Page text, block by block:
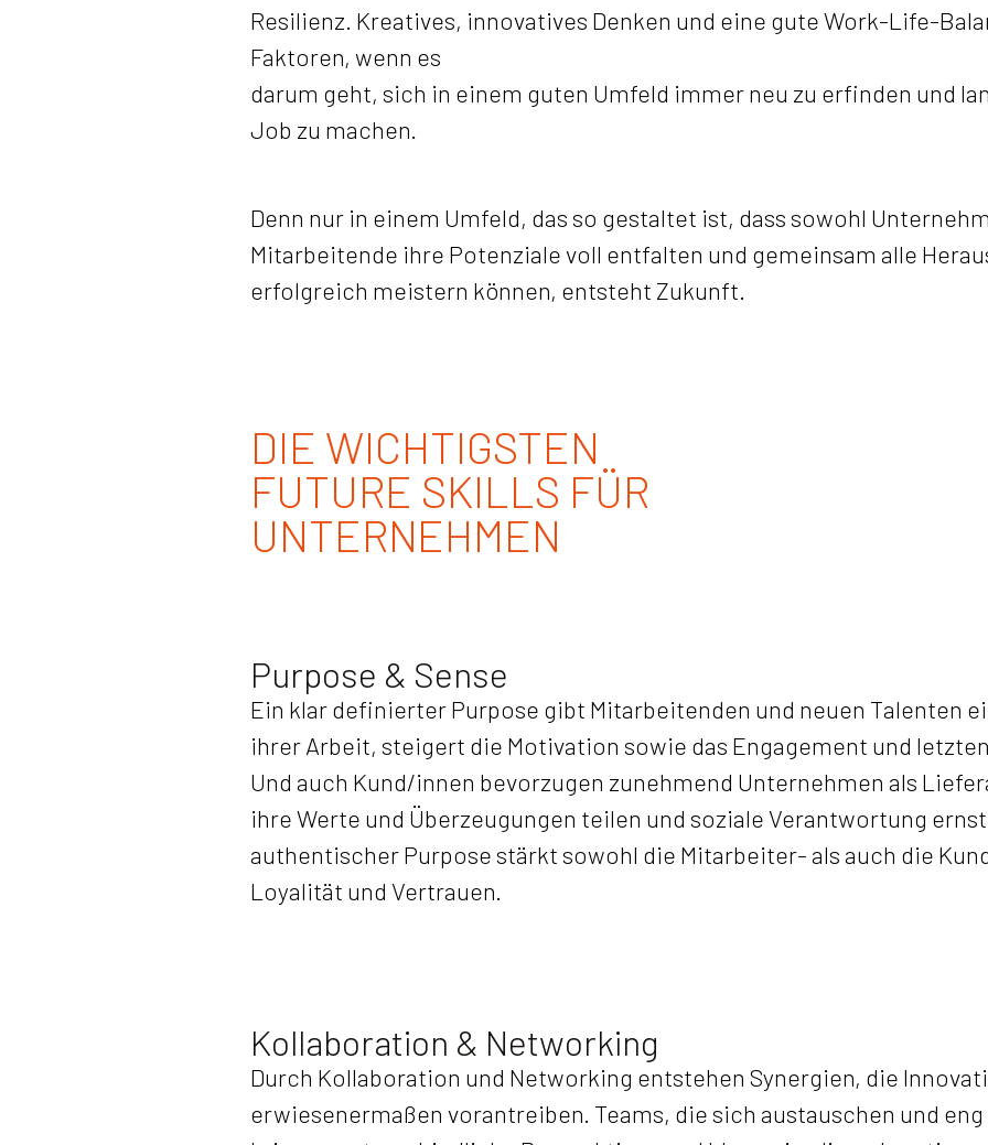
Resilienz. Kreatives, innovatives Denken und eine gute Work-Life-
Faktoren, wenn es
darum geht, sich in einem guten Umfeld immer neu zu erfinden und
Job zu machen.
Denn nur in einem Umfeld, das so gestaltet ist, dass sowohl
Mitarbeitende ihre Potenziale voll entfalten und gemeinsam alle
erfolgreich meistern können, entsteht Zukunft.
DIE WICHTIGSTEN
FUTURE SKILLS FÜR
UNTERNEHMEN
Purpose & Sense
Ein klar definierter Purpose gibt Mitarbeitenden und neuen Talenten
ihrer Arbeit, steigert die Motivation sowie das Engagement und
Und auch Kund/innen bevorzugen zunehmend Unternehmen als
ihre Werte und Überzeugungen teilen und soziale Verantwortung
authentischer Purpose stärkt sowohl die Mitarbeiter- als auch die
Loyalität und Vertrauen.
Kollaboration & Networking
Durch Kollaboration und Networking entstehen Synergien, die
erwiesenermaßen vorantreiben. Teams, die sich austauschen und